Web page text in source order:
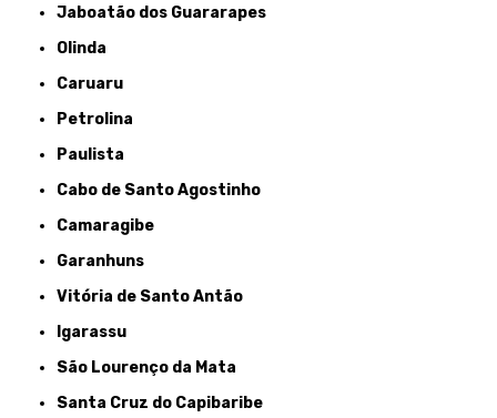
Jaboatão dos Guararapes
Olinda
Caruaru
Petrolina
Paulista
Cabo de Santo Agostinho
Camaragibe
Garanhuns
Vitória de Santo Antão
Igarassu
São Lourenço da Mata
Santa Cruz do Capibaribe